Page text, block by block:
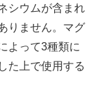
シウムが含まれ
りません。マグ
よって3種類に
た上で使用する